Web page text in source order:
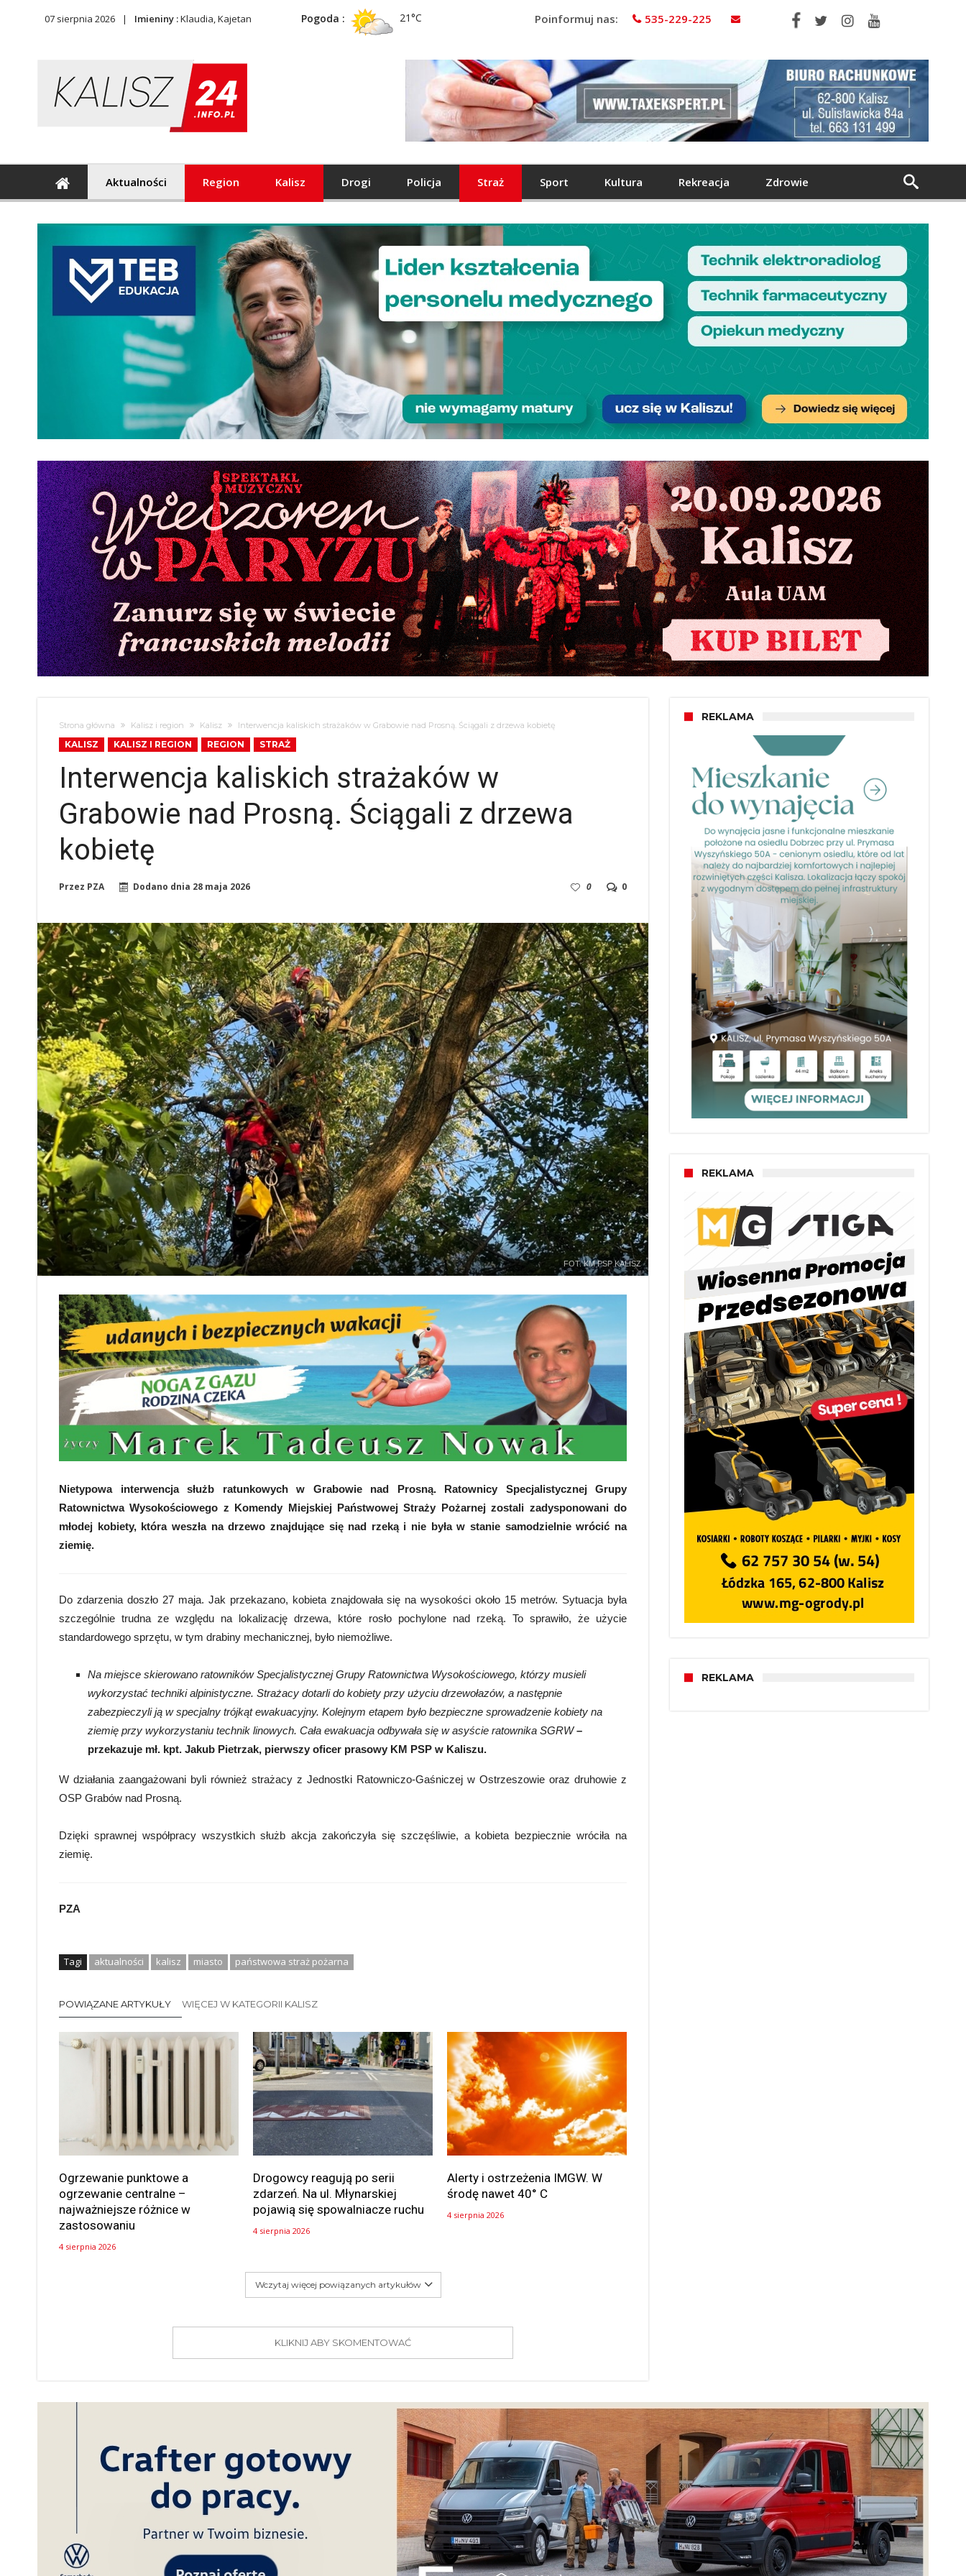
07 sierpnia 2026 Imieniny :Klaudia, Kajetan Pogoda : 21°C Poinformuj nas: 535-229-225
Aktualności Region Kalisz Drogi Policja Straż Sport Kultura Rekreacja Zdrowie
Strona główna Kalisz i region Kalisz Interwencja kaliskich strażaków w Grabowie nad Prosną. Ściągali z drzewa kobietę
KALISZ KALISZ I REGION REGION STRAŻ
Interwencja kaliskich strażaków w
Grabowie nad Prosną. Ściągali z drzewa
kobietę
Przez PZA Dodano dnia 28 maja 2026 0
0
FOT. KM PSP KALISZ
Nietypowa interwencja służb ratunkowych w Grabowie nad Prosną. Ratownicy Specjalistycznej Grupy
Ratownictwa Wysokościowego z Komendy Miejskiej Państwowej Straży Pożarnej zostali zadysponowani do
młodej kobiety, która weszła na drzewo znajdujące się nad rzeką i nie była w stanie samodzielnie wrócić na
ziemię.
Do zdarzenia doszło 27 maja. Jak przekazano, kobieta znajdowała się na wysokości około 15 metrów. Sytuacja była
szczególnie trudna ze względu na lokalizację drzewa, które rosło pochylone nad rzeką. To sprawiło, że użycie
standardowego sprzętu, w tym drabiny mechanicznej, było niemożliwe.
Na miejsce skierowano ratowników Specjalistycznej Grupy Ratownictwa Wysokościowego, którzy musieli
wykorzystać techniki alpinistyczne. Strażacy dotarli do kobiety przy użyciu drzewołazów, a następnie
zabezpieczyli ją w specjalny trójkąt ewakuacyjny. Kolejnym etapem było bezpieczne sprowadzenie kobiety na
ziemię przy wykorzystaniu technik linowych. Cała ewakuacja odbywała się w asyście ratownika SGRW –
przekazuje mł. kpt. Jakub Pietrzak, pierwszy oficer prasowy KM PSP w Kaliszu.
W działania zaangażowani byli również strażacy z Jednostki Ratowniczo-Gaśniczej w Ostrzeszowie oraz druhowie z
OSP Grabów nad Prosną.
Dzięki sprawnej współpracy wszystkich służb akcja zakończyła się szczęśliwie, a kobieta bezpiecznie wróciła na
ziemię.
PZA
Tagi aktualności kalisz miasto państwowa straż pożarna
POWIĄZANE ARTYKUŁY WIĘCEJ W KATEGORII KALISZ
Ogrzewanie punktowe a
ogrzewanie centralne –
najważniejsze różnice w
zastosowaniu
4 sierpnia 2026
Drogowcy reagują po serii
zdarzeń. Na ul. Młynarskiej
pojawią się spowalniacze ruchu
4 sierpnia 2026
Alerty i ostrzeżenia IMGW. W
środę nawet 40° C
4 sierpnia 2026
Wczytaj więcej powiązanych artykułów
KLIKNIJ ABY SKOMENTOWAĆ
REKLAMA
REKLAMA
REKLAMA